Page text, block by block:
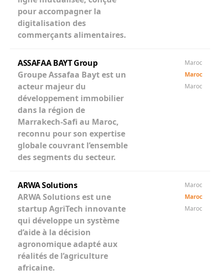
pour accompagner la
digitalisation des
commerçants alimentaires.
ASSAFAA BAYT Group
Groupe Assafaa Bayt est un
acteur majeur du
développement immobilier
dans la région de
Marrakech-Safi au Maroc,
reconnu pour son expertise
globale couvrant l’ensemble
des segments du secteur.
Maroc
Maroc
Maroc
ARWA Solutions
ARWA Solutions est une
startup AgriTech innovante
qui développe un système
d’aide à la décision
agronomique adapté aux
réalités de l’agriculture
africaine.
Maroc
Maroc
Maroc